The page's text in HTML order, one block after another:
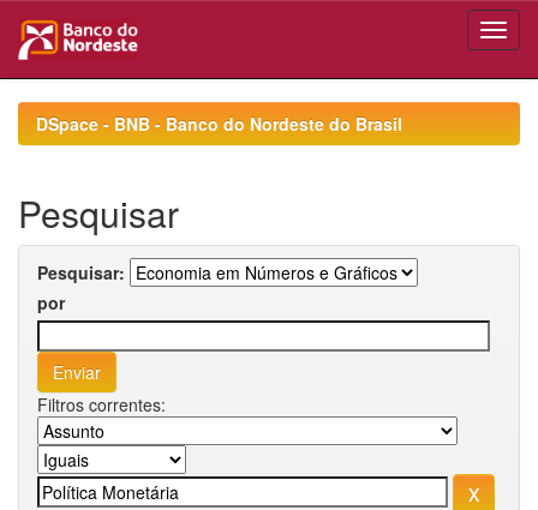
navigationDSpace - BNB - Banco do Nordeste do Brasil
Pesquisar
Pesquisar:
por
Filtros correntes: